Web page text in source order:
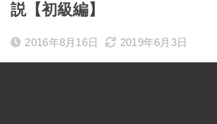
説【初級編】
2016年8月16日 2019年6月3日